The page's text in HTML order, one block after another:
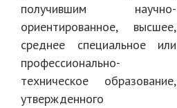
получившим научно-
ориентированное, высшее,
среднее специальное или
профессионально-
техническое образование,
утвержденного